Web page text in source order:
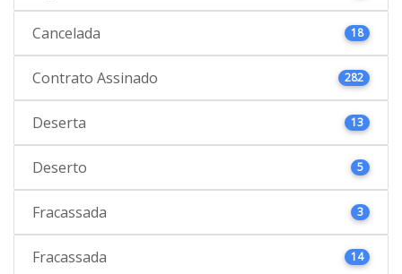
Cancelada 18
Contrato Assinado 282
Deserta 13
Deserto 5
Fracassada 3
Fracassada 14